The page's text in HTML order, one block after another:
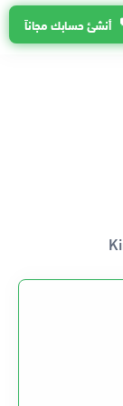
أنشئ حسابك مجاناً